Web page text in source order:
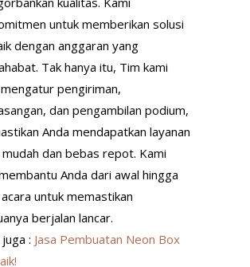
untuk memberikan solusi
dengan anggaran yang
Tak hanya itu, Tim kami
pengiriman,
dan pengambilan podium,
Anda mendapatkan layanan
dan bebas repot. Kami
Anda dari awal hingga
untuk memastikan
berjalan lancar.
: Jasa Pembuatan Neon Box